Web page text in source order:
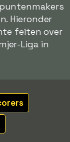
Hieronder
feiten over
Liga in